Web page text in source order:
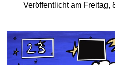
Veröffentlicht am Freitag,